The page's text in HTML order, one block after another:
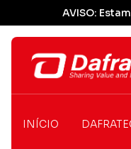
AVISO:
INÍCIO